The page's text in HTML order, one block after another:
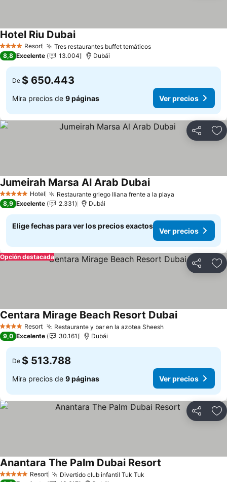
4 EstrellasResort Tres restaurantes buffet temáticosVer precios
Hotel Riu DubaiVer precios
8,8 Excelente 13.004 Dubái
De $ 650.443
Mira precios de 9 páginas Ver precios
Compartir
5 Estrellas Hotel Restaurante griego Iliana frente a la playa
Jumeirah Marsa Al Arab DubaiVer precios
8,9 Excelente 2.331 Dubái
Elige fechas para ver los precios exactos
Ver precios
Compartir
Opción destacada
4 EstrellasResort Restaurante y bar en la azotea SheeshVer precios
Centara Mirage Beach Resort DubaiVer precios
9,0 Excelente 30.161 Dubái
De $ 513.788
Mira precios de 9 páginas Ver precios
Compartir
5 Estrellas Resort Divertido club infantil Tuk Tuk
Anantara The Palm Dubai Resort